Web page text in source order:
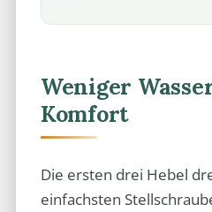
Weniger
Komfort
Die ersten drei Hebel
einfachsten